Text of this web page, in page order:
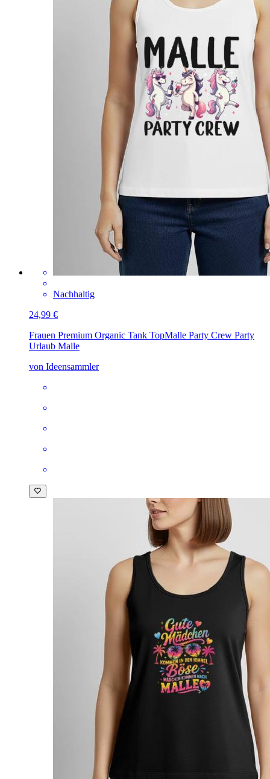
Nachhaltig
24,99 €
Frauen Premium Organic Tank TopMalle Party Crew Party
Urlaub Malle
von Ideensammler